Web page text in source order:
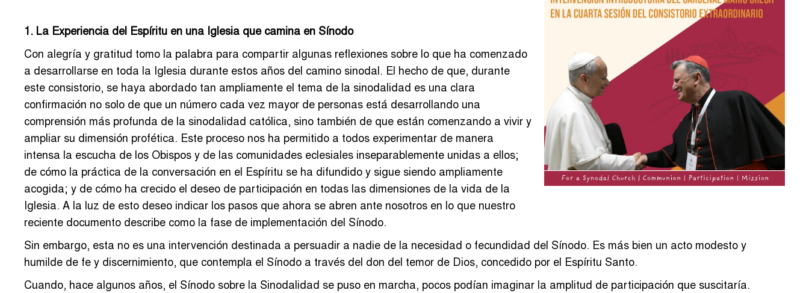
1. La Experiencia del Espíritu en una Iglesia que camina en Sínodo
Con alegría y gratitud tomo la palabra para compartir algunas reflexiones sobre lo que ha comenzado
a desarrollarse en toda la Iglesia durante estos años del camino sinodal. El hecho de que, durante
este consistorio, se haya abordado tan ampliamente el tema de la sinodalidad es una clara
confirmación no solo de que un número cada vez mayor de personas está desarrollando una
comprensión más profunda de la sinodalidad católica, sino también de que están comenzando a vivir y
ampliar su dimensión profética. Este proceso nos ha permitido a todos experimentar de manera
intensa la escucha de los Obispos y de las comunidades eclesiales inseparablemente unidas a ellos;
de cómo la práctica de la conversación en el Espíritu se ha difundido y sigue siendo ampliamente
acogida; y de cómo ha crecido el deseo de participación en todas las dimensiones de la vida de la
Iglesia. A la luz de esto deseo indicar los pasos que ahora se abren ante nosotros en lo que nuestro
reciente documento describe como la fase de implementación del Sínodo.
Sin embargo, esta no es una intervención destinada a persuadir a nadie de la necesidad o fecundidad del Sínodo. Es más bien un acto modesto y
humilde de fe y discernimiento, que contempla el Sínodo a través del don del temor de Dios, concedido por el Espíritu Santo.
Cuando, hace algunos años, el Sínodo sobre la Sinodalidad se puso en marcha, pocos podían imaginar la amplitud de participación que suscitaría.